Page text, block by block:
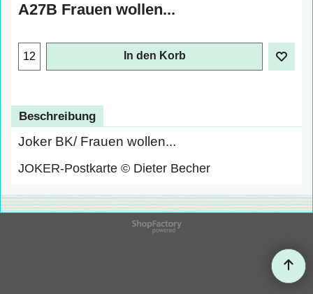
A27B Frauen wollen...
In den Korb
Beschreibung
Joker BK/ Frauen wollen...
JOKER-Postkarte © Dieter Becher
WebShop erstellt mit
ShopFactory Shop